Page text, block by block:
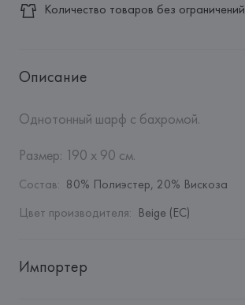
Количество товаров без ограничений
Описание
Однотонный шарф с бахромой.
Размер: 190 x 90 см.
Состав: 80% Полиэстер, 20% Вискоза
Цвет производителя: Beige (EC)
Импортер